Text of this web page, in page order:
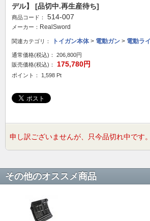
デル】 [品切中.再生産待ち]
商品コード： 514-007
メーカー： RealSword
関連カテゴリ： トイガン本体> 電動ガン > 電動ラ
通常価格(税込)：
206,800円
販売価格(税込)：
175,780円
ポイント： 1,598 Pt
申し訳ございませんが、只今品切れ中です。
その他のオススメ商品